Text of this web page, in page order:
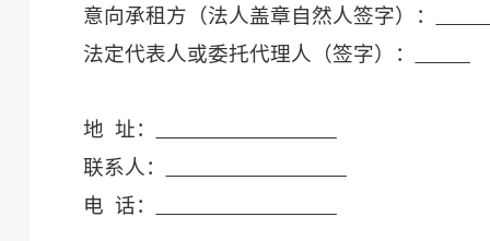
意向承租方（法人盖章自然人签字）：
法定代表人或委托代理人（签字）：
地 址：
联系人：
电 话：